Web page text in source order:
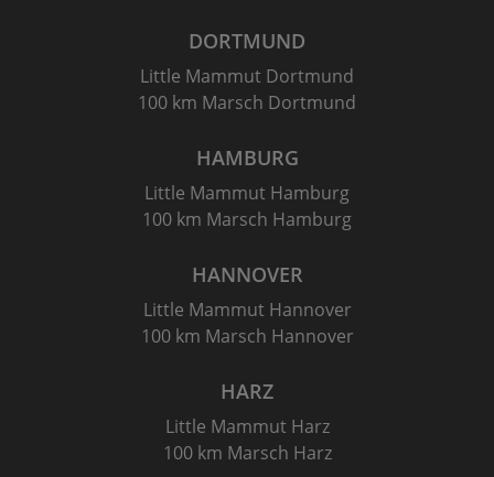
DORTMUND
Little Mammut Dortmund
100 km Marsch Dortmund
HAMBURG
Little Mammut Hamburg
100 km Marsch Hamburg
HANNOVER
Little Mammut Hannover
100 km Marsch Hannover
HARZ
Little Mammut Harz
100 km Marsch Harz